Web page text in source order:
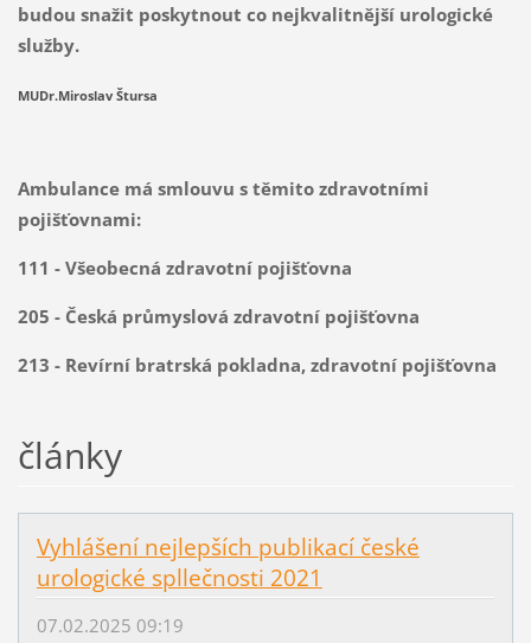
budou snažit poskytnout co nejkvalitnější urologické
služby.
MUDr.Miroslav Štursa
Ambulance má smlouvu s těmito zdravotními
pojišťovnami:
111 - Všeobecná zdravotní pojišťovna
205 - Česká průmyslová zdravotní pojišťovna
213 - Revírní bratrská pokladna, zdravotní pojišťovna
články
Vyhlášení nejlepších publikací české
urologické spllečnosti 2021
07.02.2025 09:19